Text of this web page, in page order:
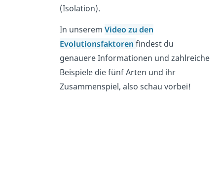
(Isolation).
In unseremVideo zu den
Evolutionsfaktorenfindest du
genauere Informationen und zahlreiche
Beispiele die fünf Arten und ihr
Zusammenspiel, also schau vorbei!